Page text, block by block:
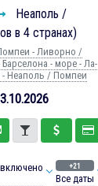
Неаполь /
в 4 странах)
- Ливорно /
- море - Ла-
- Неаполь / Помпеи
+21
Все даты